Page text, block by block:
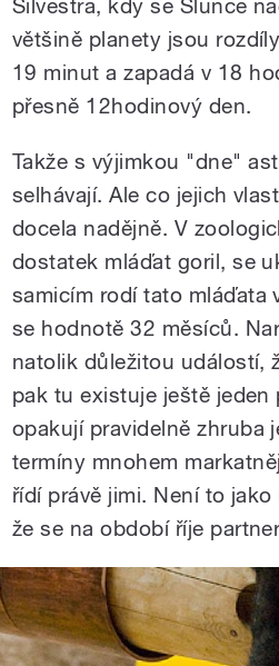
Silvestra, kdy se Slunce
většině planety jsou
19 minut a zapadá v 18
přesně 12hodinový den.
Takže s výjimkou "dne"
selhávají. Ale co jejich
docela nadějně. V
dostatek mláďat goril, se
samicím rodí tato mláďata
se hodnotě 32 měsíců.
natolik důležitou událostí,
pak tu existuje ještě
opakují pravidelně zhruba
termíny mnohem
řídí právě jimi. Není to
že se na období říje